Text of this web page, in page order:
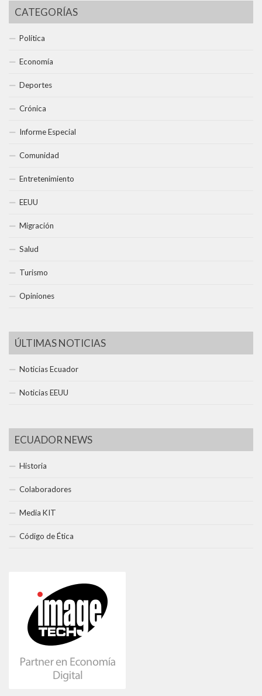
CATEGORÍAS
Política
Economía
Deportes
Crónica
Informe Especial
Comunidad
Entretenimiento
EEUU
Migración
Salud
Turismo
Opiniones
ÚLTIMAS NOTICIAS
Noticias Ecuador
Noticias EEUU
ECUADOR NEWS
Historia
Colaboradores
Media KIT
Código de Ética